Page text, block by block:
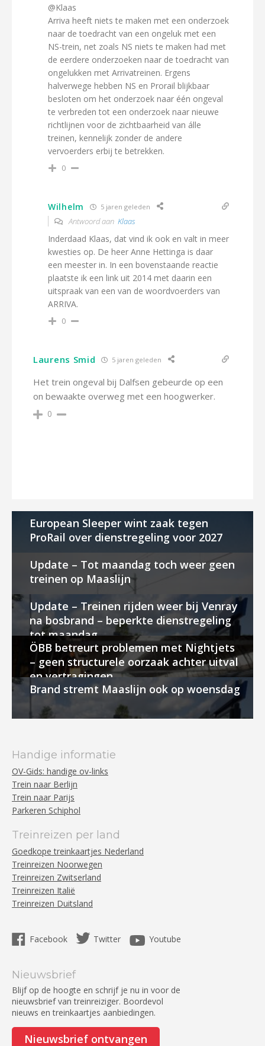
@Klaas
Arriva heeft niets te maken met een onderzoek
naar de toedracht van een ongeluk met een
NS-trein, net zoals NS niets te maken had met
de eerdere onderzoeken naar de toedracht van
ongelukken met Arrivatreinen. Ergens
halverwege hebben NS en Prorail blijkbaar
besloten om het onderzoek naar één ongeval
te verbreden tot een onderzoek naar nieuwe
richtlijnen voor de zichtbaarheid van álle
treinen, kennelijk zonder de andere
vervoerders erbij te betrekken.
0
Wilhelm 5 jaren geleden
Antwoord aan Klaas
Inderdaad Klaas, dat vind ik ook en valt in meer
kwesties op. De heer Anne Hettinga is daar
een meester in. In een bovenstaande reactie
plaatste ik een link uit 2014 met daarin een
uitspraak van een van de woordvoerders van
ARRIVA.
0
Laurens Smid 5 jaren geleden
Het trein ongeval bij Dalfsen gebeurde op een
on bewaakte overweg met een hoogwerker.
0
European Sleeper wint zaak tegen
ProRail over dienstregeling voor 2027
Update – Tot maandag toch weer geen
treinen op Maaslijn
Update – Treinen rijden weer bij Venray
na bosbrand – beperkte dienstregeling
tot maandag
ÖBB betreurt problemen met Nightjets
– geen structurele oorzaak achter uitval
en vertragingen
Brand stremt Maaslijn ook op woensdag
Handige informatie
OV-Gids: handige ov-links
Trein naar Berlijn
Trein naar Parijs
Parkeren Schiphol
Treinreizen per land
Goedkope treinkaartjes Nederland
Treinreizen Noorwegen
Treinreizen Zwitserland
Treinreizen Italië
Treinreizen Duitsland
Facebook Twitter Youtube
Nieuwsbrief
Blijf op de hoogte en schrijf je nu in voor de
nieuwsbrief van treinreiziger. Boordevol
nieuws en treinkaartjes aanbiedingen.
Nieuwsbrief ontvangen